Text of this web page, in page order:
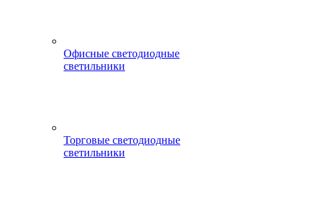
Офисные светодиодные
светильники
Торговые светодиодные
светильники